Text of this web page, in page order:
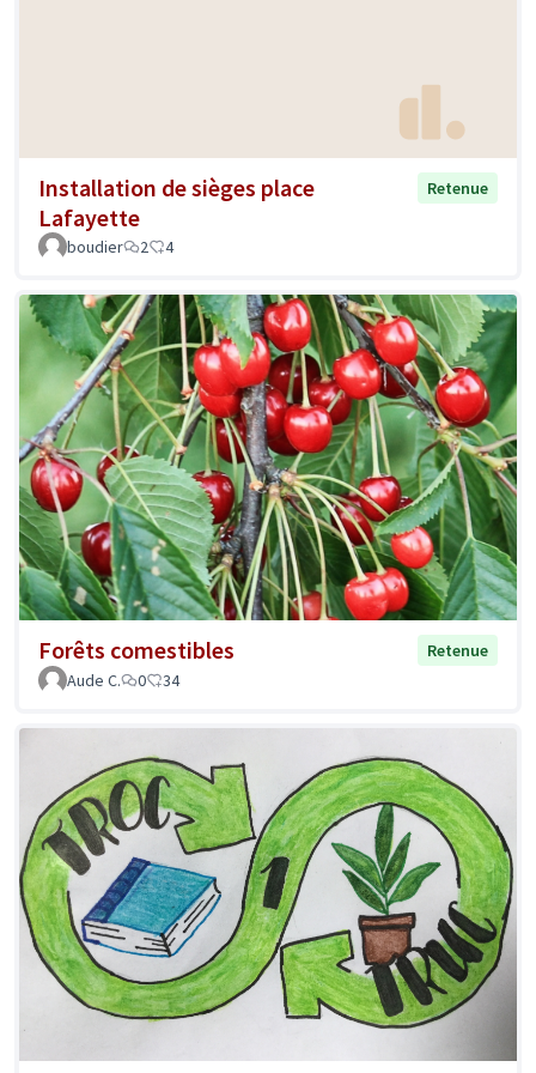
Installation de sièges place
Lafayette
Retenue
boudier 2 4
Forêts comestibles
Retenue
Aude C.
0 34